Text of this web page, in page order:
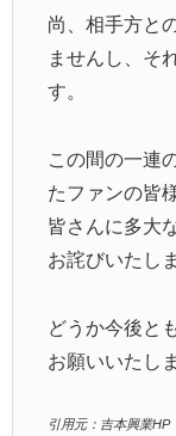
尚、相手方と
ませんし、そ
す。
この間の一連
たファンの皆
皆さんに多大
お詫びいたし
どうか今後と
お願いいたし
引用元：吉本興業HP